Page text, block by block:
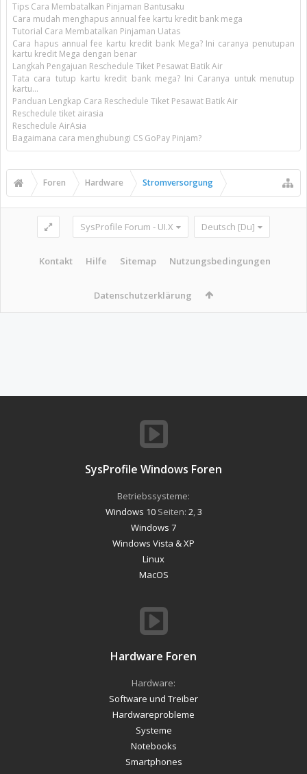
Tips Cara Membatalkan Pinjaman Bantusaku
Cara mudah menghapus annual fee kartu kredit bank mega
Tutorial Cara Membatalkan Pinjaman Uatas
Cara hapus annual fee kartu kredit bank Mega? Ini caranya penutupan
kartu kredit Mega dengan benar
Langkah Pengajuan Reschedule Tiket Pesawat Batik Air
Tata cara tutup kartu kredit bank mega? Ini Caranya untuk menutup
kartu...
Panduan Lengkap Cara Reschedule Tiket Pesawat Batik Air
Reschedule tiket airasia
Reschedule AirAsia
Bagaimana cara menghubungi CS GoPay Pinjam?
Foren Hardware Stromversorgung
SysProfile Forum - UI.X Deutsch [Du]
Kontakt Hilfe Sitemap Nutzungsbedingungen
Datenschutzerklärung
SysProfile Windows Foren
Betriebssysteme:
Windows 10Seiten: 2 3
Windows 7
Windows Vista & XP
Linux
MacOS
Hardware Foren
Hardware:
Software und Treiber
Hardwareprobleme
Systeme
Notebooks
Smartphones